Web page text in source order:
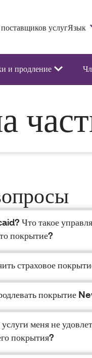
услугЯзык
и продление
Что такое
покрытие?
страховое
покрытие
услуги меня не
покрытия?